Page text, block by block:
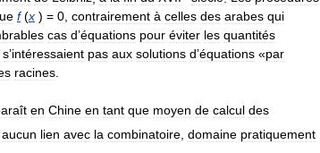
f(x ) = 0 contrairement à celles des arabes qui
cas d’équations pour éviter les quantités
s’intéressaient pas aux solutions d’équations «par
racines
en Chine en tant que moyen de calcul des
aucun lien avec la combinatoire domaine pratiquement